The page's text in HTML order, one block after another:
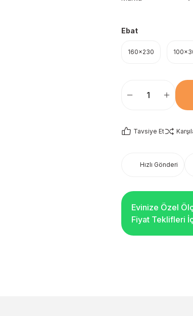
Ebat
160x230
Tavsiye Et
Hızlı Gönderi
Evinize Özel
Fiyat Teklifleri